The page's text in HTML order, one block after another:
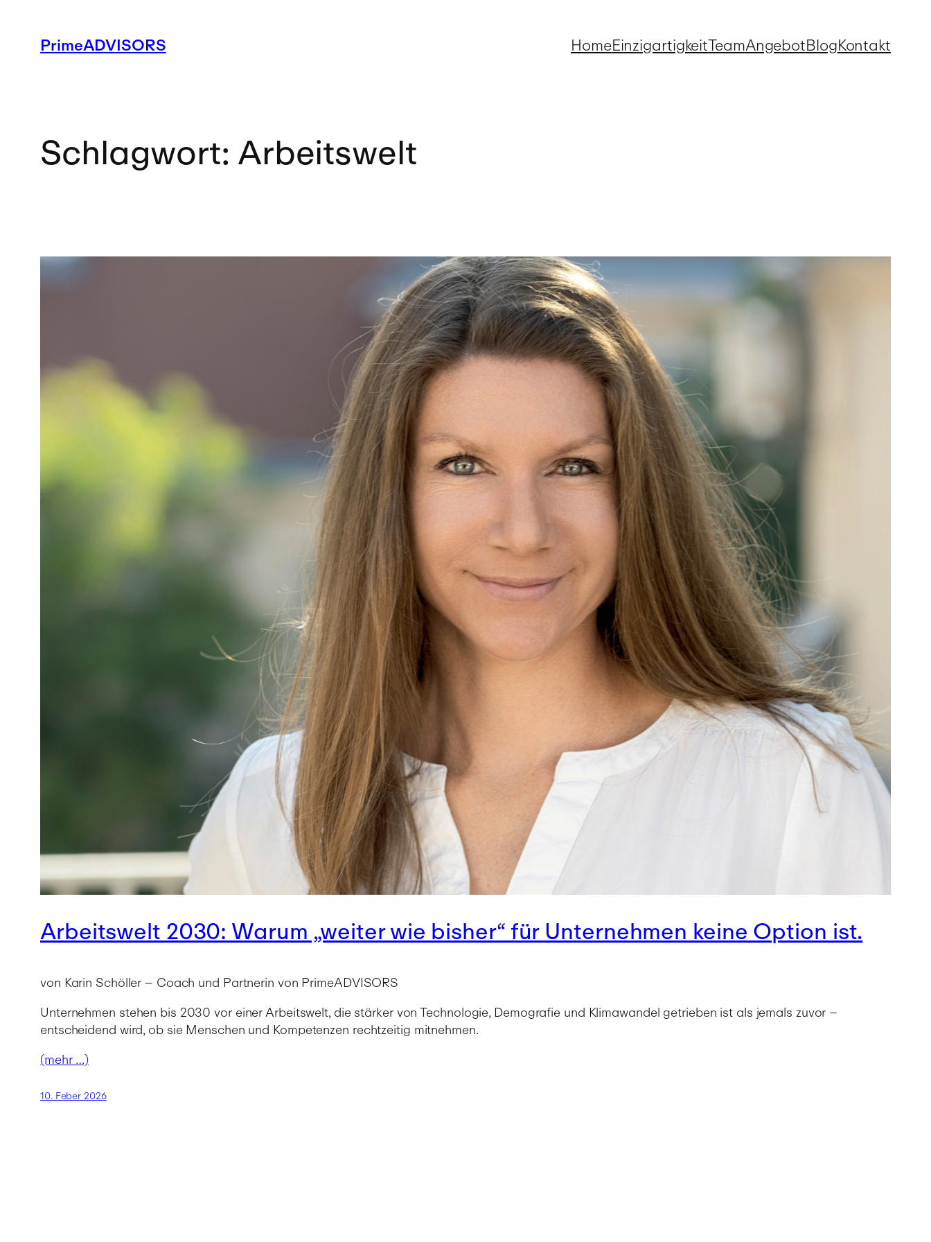
Inhalt
springen
PrimeADVISORS HomeEinzigartigkeitTeamAngebotBlogKontakt
Schlagwort: Arbeitswelt
Arbeitswelt 2030: Warum „weiter wie bisher“ für Unternehmen keine Option ist.
von Karin Schöller – Coach und Partnerin von PrimeADVISORS
Unternehmen stehen bis 2030 vor einer Arbeitswelt, die stärker von Technologie, Demografie und Klimawandel getrieben ist als jemals zuvor –
entscheidend wird, ob sie Menschen und Kompetenzen rechtzeitig mitnehmen.
(mehr …)
10. Feber 2026